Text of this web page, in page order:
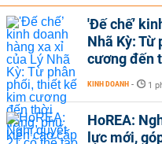
'Đế chế’
Nhã Kỳ:
cương đến
KINH DOANH - 1
HoREA:
lực mới,